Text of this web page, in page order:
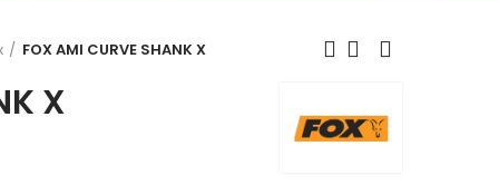
FOX AMI CURVE SHANK X
X